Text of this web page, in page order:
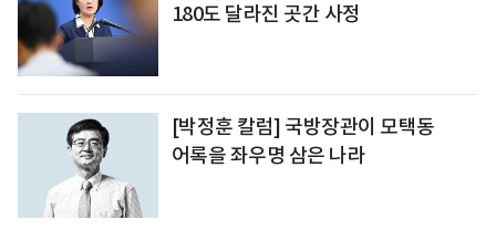
180도 달라진 곳간 사정
[박정훈 칼럼] 국방장관이 모택동
어록을 좌우명 삼은 나라